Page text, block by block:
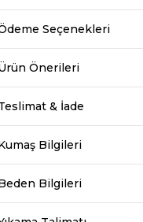
Manken ölçüleri ise;
Kilo 69 kg dir.
Desen
Seçenekleri
Önerileri
& İade
Bilgileri
Bilgileri